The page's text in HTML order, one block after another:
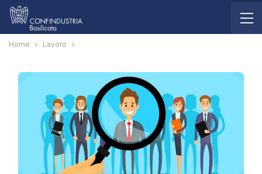
Home Lavoro